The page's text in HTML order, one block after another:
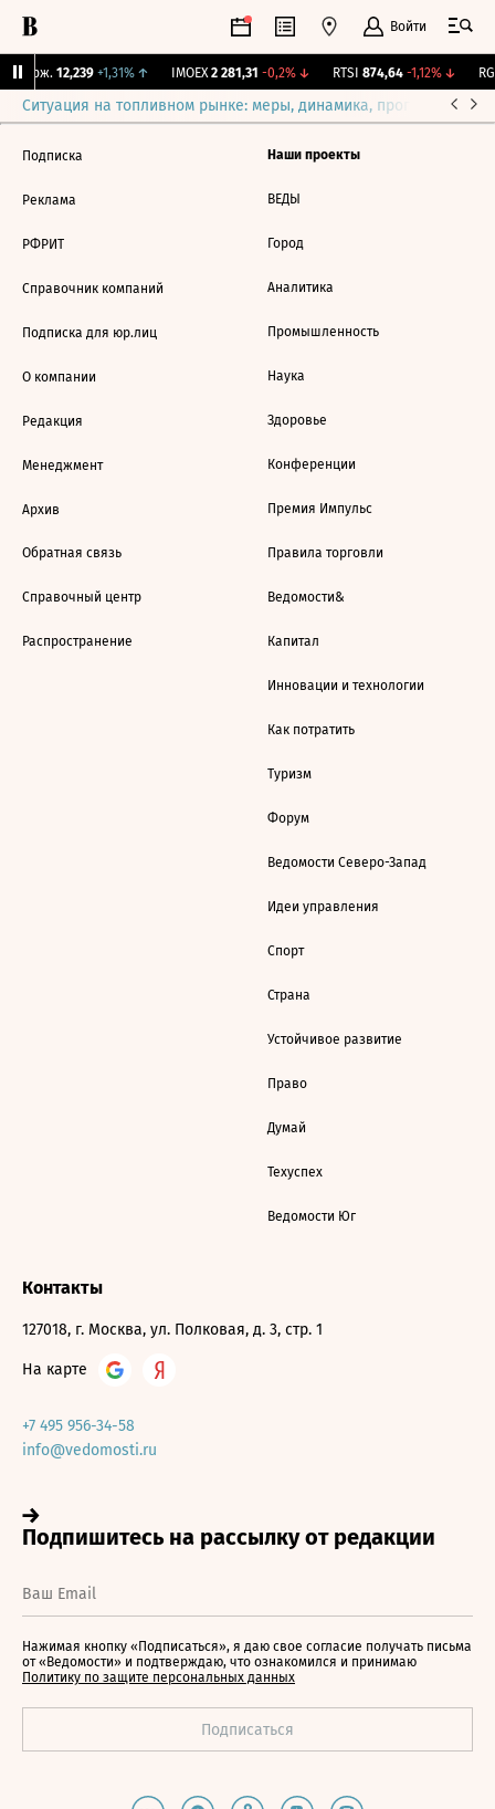
Войти
Бирж. 12,239 +1,31%↑ IMOEX 2 281,31 -0,2%↓ RTSI 874,64 -1,12%↓
Ситуация на топливном рынке: меры, динамика, прогнозы
Подписка
Реклама
РФРИТ
Справочник компаний
Подписка для юр.лиц
О компании
Редакция
Менеджмент
Архив
Обратная связь
Справочный центр
Распространение
Наши проекты
ВЕДЫ
Город
Аналитика
Промышленность
Наука
Здоровье
Конференции
Премия Импульс
Правила торговли
Ведомости&
Капитал
Инновации и технологии
Как потратить
Туризм
Форум
Ведомости Северо-Запад
Идеи управления
Спорт
Страна
Устойчивое развитие
Право
Думай
Техуспех
Ведомости Юг
Контакты
127018, г. Москва, ул. Полковая, д. 3, стр. 1
На карте
+7 495 956-34-58
info@vedomosti.ru
Нажимая кнопку «Подписаться», я даю свое согласие получать письма
от «Ведомости» и подтверждаю, что ознакомился и принимаю
Политику по защите персональных данных